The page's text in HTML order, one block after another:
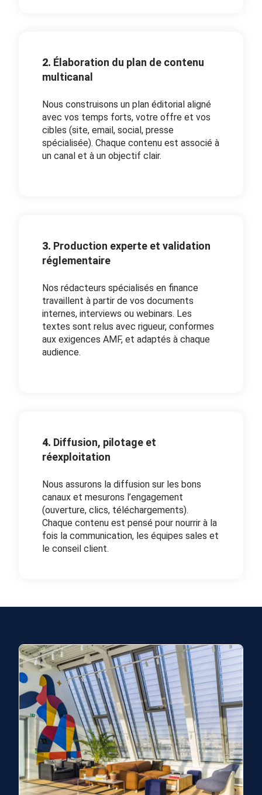
2. Élaboration du plan de contenu
multicanal
Nous construisons un plan éditorial aligné
avec vos temps forts, votre offre et vos
cibles (site, email, social, presse
spécialisée). Chaque contenu est associé à
un canal et à un objectif clair.
3. Production experte et validation
réglementaire
Nos rédacteurs spécialisés en finance
travaillent à partir de vos documents
internes, interviews ou webinars. Les
textes sont relus avec rigueur, conformes
aux exigences AMF, et adaptés à chaque
audience.
4. Diffusion, pilotage et
réexploitation
Nous assurons la diffusion sur les bons
canaux et mesurons l’engagement
(ouverture, clics, téléchargements).
Chaque contenu est pensé pour nourrir à la
fois la communication, les équipes sales et
le conseil client.